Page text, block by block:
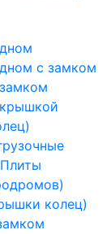
с замком
колец)